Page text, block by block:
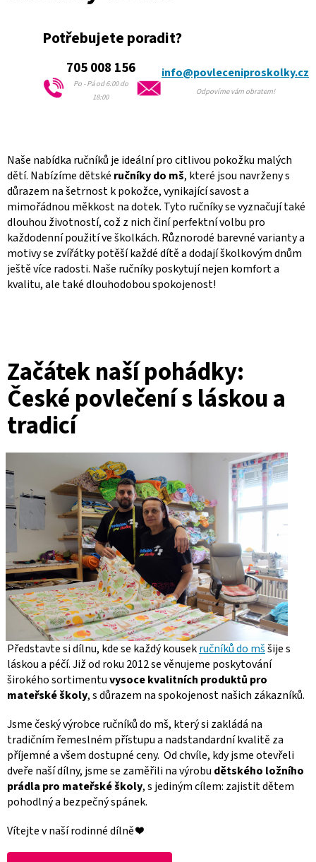
r
k
y
v
u
n
Potřebujete poradit?
705 008 156
Po - Pá od 6:00 do
18:00
info@povleceniproskolky.cz
Odpovíme vám obratem!
Naše nabídka ručníků je ideální pro citlivou pokožku malých
dětí. Nabízíme dětské ručníky do mš, které jsou navrženy s
důrazem na šetrnost k pokožce, vynikající savost a
mimořádnou měkkost na dotek. Tyto ručníky se vyznačují také
dlouhou životností, což z nich činí perfektní volbu pro
každodenní použití ve školkách. Různorodé barevné varianty a
motivy se zvířátky potěší každé dítě a dodají školkovým dnům
ještě více radosti. Naše ručníky poskytují nejen komfort a
kvalitu, ale také dlouhodobou spokojenost!
Začátek naší pohádky:
České povlečení s láskou a
tradicí
Představte si dílnu, kde se každý kousekručníků do mššije s
láskou a péčí. Již od roku 2012 se věnujeme poskytování
širokého sortimentuvysoce kvalitních produktů pro
mateřské školy, s důrazem na spokojenost našich zákazníků.
Jsme český výrobce ručníků do mš, který si zakládá na
tradičním řemeslném přístupu a nadstandardní kvalitě za
příjemné a všem dostupné ceny. Od chvíle, kdy jsme otevřeli
dveře naší dílny, jsme se zaměřili na výrobu dětského ložního
prádla pro mateřské školy, s jediným cílem: zajistit dětem
pohodlný a bezpečný spánek.
Vítejte v naší rodinné dílně ❤️